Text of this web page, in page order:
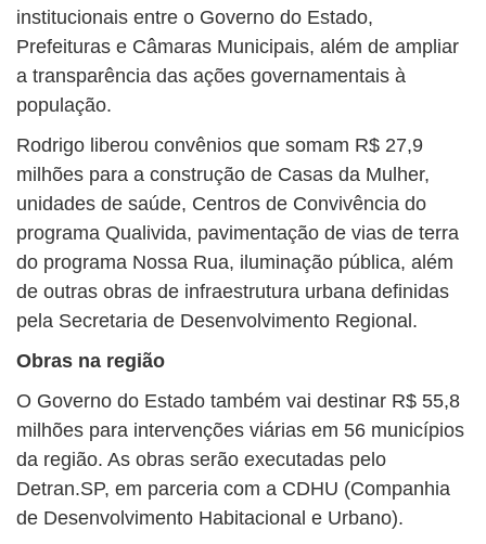
institucionais entre o Governo do Estado,
Prefeituras e Câmaras Municipais, além de ampliar
a transparência das ações governamentais à
população.
Rodrigo liberou convênios que somam R$ 27,9
milhões para a construção de Casas da Mulher,
unidades de saúde, Centros de Convivência do
programa Qualivida, pavimentação de vias de terra
do programa Nossa Rua, iluminação pública, além
de outras obras de infraestrutura urbana definidas
pela Secretaria de Desenvolvimento Regional.
Obras na região
O Governo do Estado também vai destinar R$ 55,8
milhões para intervenções viárias em 56 municípios
da região. As obras serão executadas pelo
Detran.SP, em parceria com a CDHU (Companhia
de Desenvolvimento Habitacional e Urbano).